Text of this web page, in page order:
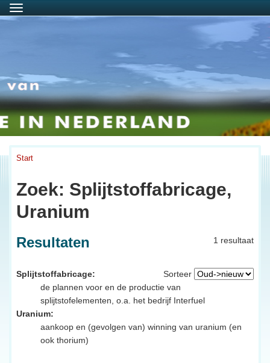
Menu
Start
Zoek: Splijtstoffabricage,
Uranium
1 resultaat
Resultaten
Sorteer
Splijtstoffabricage:
de plannen voor en de productie van
splijtstofelementen, o.a. het bedrijf Interfuel
Uranium:
aankoop en (gevolgen van) winning van uranium (en
ook thorium)